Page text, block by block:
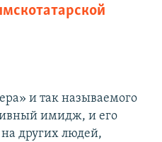
и так называемого
имидж, и его
других людей,